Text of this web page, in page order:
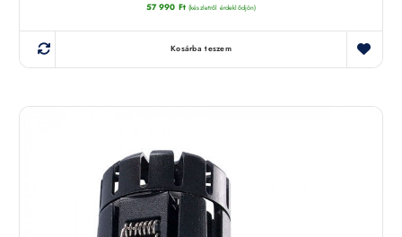
57 990 Ft (készletről érdeklődjön)
Kosárba teszem